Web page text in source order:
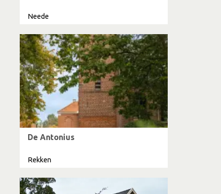
Neede
De Antonius
Rekken